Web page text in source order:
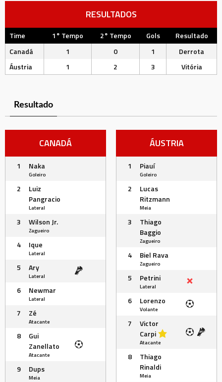
RESULTADOS
Time 1° Tempo 2° Tempo Gols
Resultado
Canadá
1 0 1
Derrota
Áustria
1 2 3 Vitória
Resultado
CANADÁ
1 Naka
Goleiro
2
Luiz
Pangracio
Lateral
3 Wilson Jr.
Zagueiro
4 Ique
Lateral
5 Ary
Lateral
6 Newmar
Lateral
7 Zé
Atacante
8
Gui
Zanellato
Atacante
9 Dups
Meia
ÁUSTRIA
1 Piauí
Goleiro
2
Lucas
Ritzmann
Meia
3
Thiago
Baggio
Zagueiro
4 Biel Rava
Zagueiro
5 Petrini
Lateral
6 Lorenzo
Volante
7
Victor
Carpi
Atacante
8
Thiago
Rinaldi
Meia